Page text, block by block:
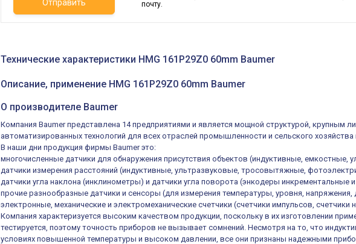
Отправить
почту.
Технические характеристики HMG 161P29Z0 60mm Baumer
Описание, применение HMG 161P29Z0 60mm Baumer
О производителе Baumer
Компания Baumer представлена 14 предприятиями и является мощной структурой, крупным
автоматизированных технологий для всех отраслей промышленности и сельского хозяйства
В наши дни продукция фирмы Baumer это:
многочисленные датчики для обнаружения присутствия объектов (индуктивные, емкостные,
датчики измерения расстояний (индуктивные, ультразвуковые, тросовытяжные,
датчики угла наклона (инклинометры) и датчики угла поворота (энкодеры инкрементальные
прочие разнообразные датчики и сенсоры (для измерения температуры, уровня, напряжения,
электронные, механические и электромеханические счетчики (счетчики импульсов,
Компания характеризуется высоким качеством продукции, поскольку в их изготовлении
тестируется, поэтому точность приборов не вызывает сомнений. Несмотря на то, что
условиях повышенной температуры и высоком давлении, все они признаны надежными